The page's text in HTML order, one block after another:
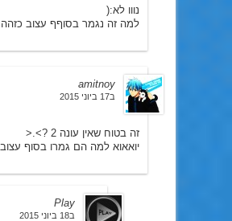
נווו לא:(
למה זה נגמר בסוףף עצוב
amitnoy
ב17 ביוני 2015
זה בטוח שאין עונה 2 ?>.<
יואאוא למה הם גמרו בסוף
Play
ב18 ביוני 2015